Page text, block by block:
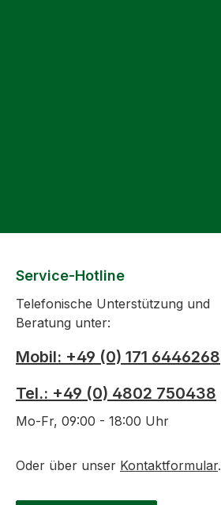
Service-Hotline
Telefonische Unterstützung und
Beratung unter:
Mobil: +49 (0) 171 6446268
Tel.: +49 (0) 4802 750438
Mo-Fr, 09:00 - 18:00 Uhr
Oder über unser Kontaktformular.